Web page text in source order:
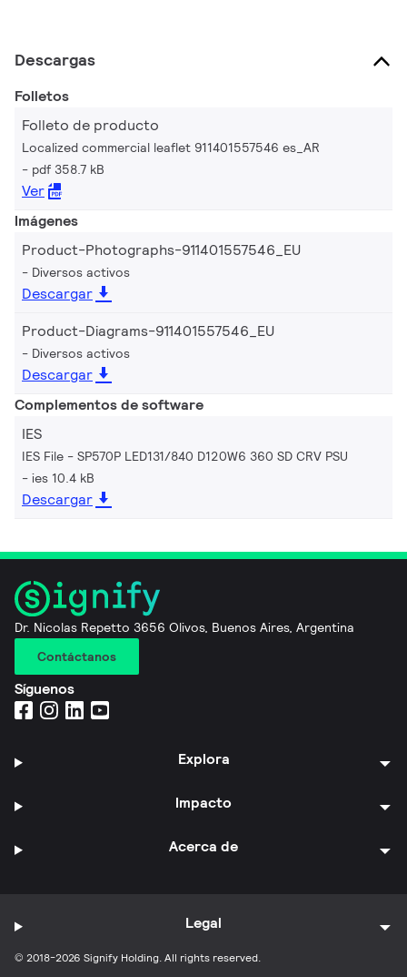
Descargas
Folletos
Folleto de producto
Localized commercial leaflet 911401557546 es_AR
pdf 358.7 kB
Ver
Imágenes
Product-Photographs-911401557546_EU
Diversos activos
Descargar
Product-Diagrams-911401557546_EU
Diversos activos
Descargar
Complementos de software
IES
IES File - SP570P LED131/840 D120W6 360 SD CRV PSU
ies 10.4 kB
Descargar
Dr. Nicolas Repetto 3656 Olivos, Buenos Aires, Argentina
Contáctanos
Síguenos
Explora
Impacto
Acerca de
© 2018-2026 Signify Holding. All rights reserved.
Legal